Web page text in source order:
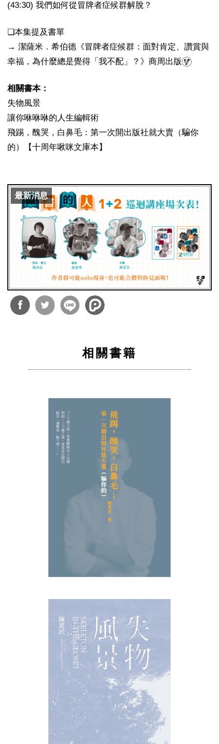
(43:30) 我們如何從冒牌者症候群解脫？
❏本集提及書單
→ 潔薩米．希伯德《冒牌者症候群：面對肯定、讚賞與
幸福，為什麼總是覺得「我不配」？》商周出版
相關書本：
失物風景
讓你咻咻咻的人生編輯術
飛踢，醜哭，白鼻毛：第一次開出版社就大賣（騙你
的）【十周年啾咪文庫本】
最新消息
相關書籍